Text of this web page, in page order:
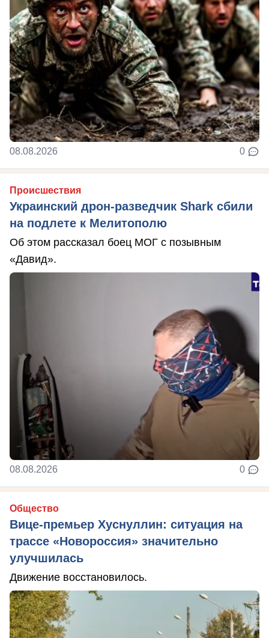
08.08.2026 0
Происшествия
Украинский дрон-разведчик Shark сбили
на подлете к Мелитополю
Об этом рассказал боец МОГ с позывным
«Давид».
08.08.2026 0
Общество
Вице-премьер Хуснуллин: ситуация на
трассе «Новороссия» значительно
улучшилась
Движение восстановилось.